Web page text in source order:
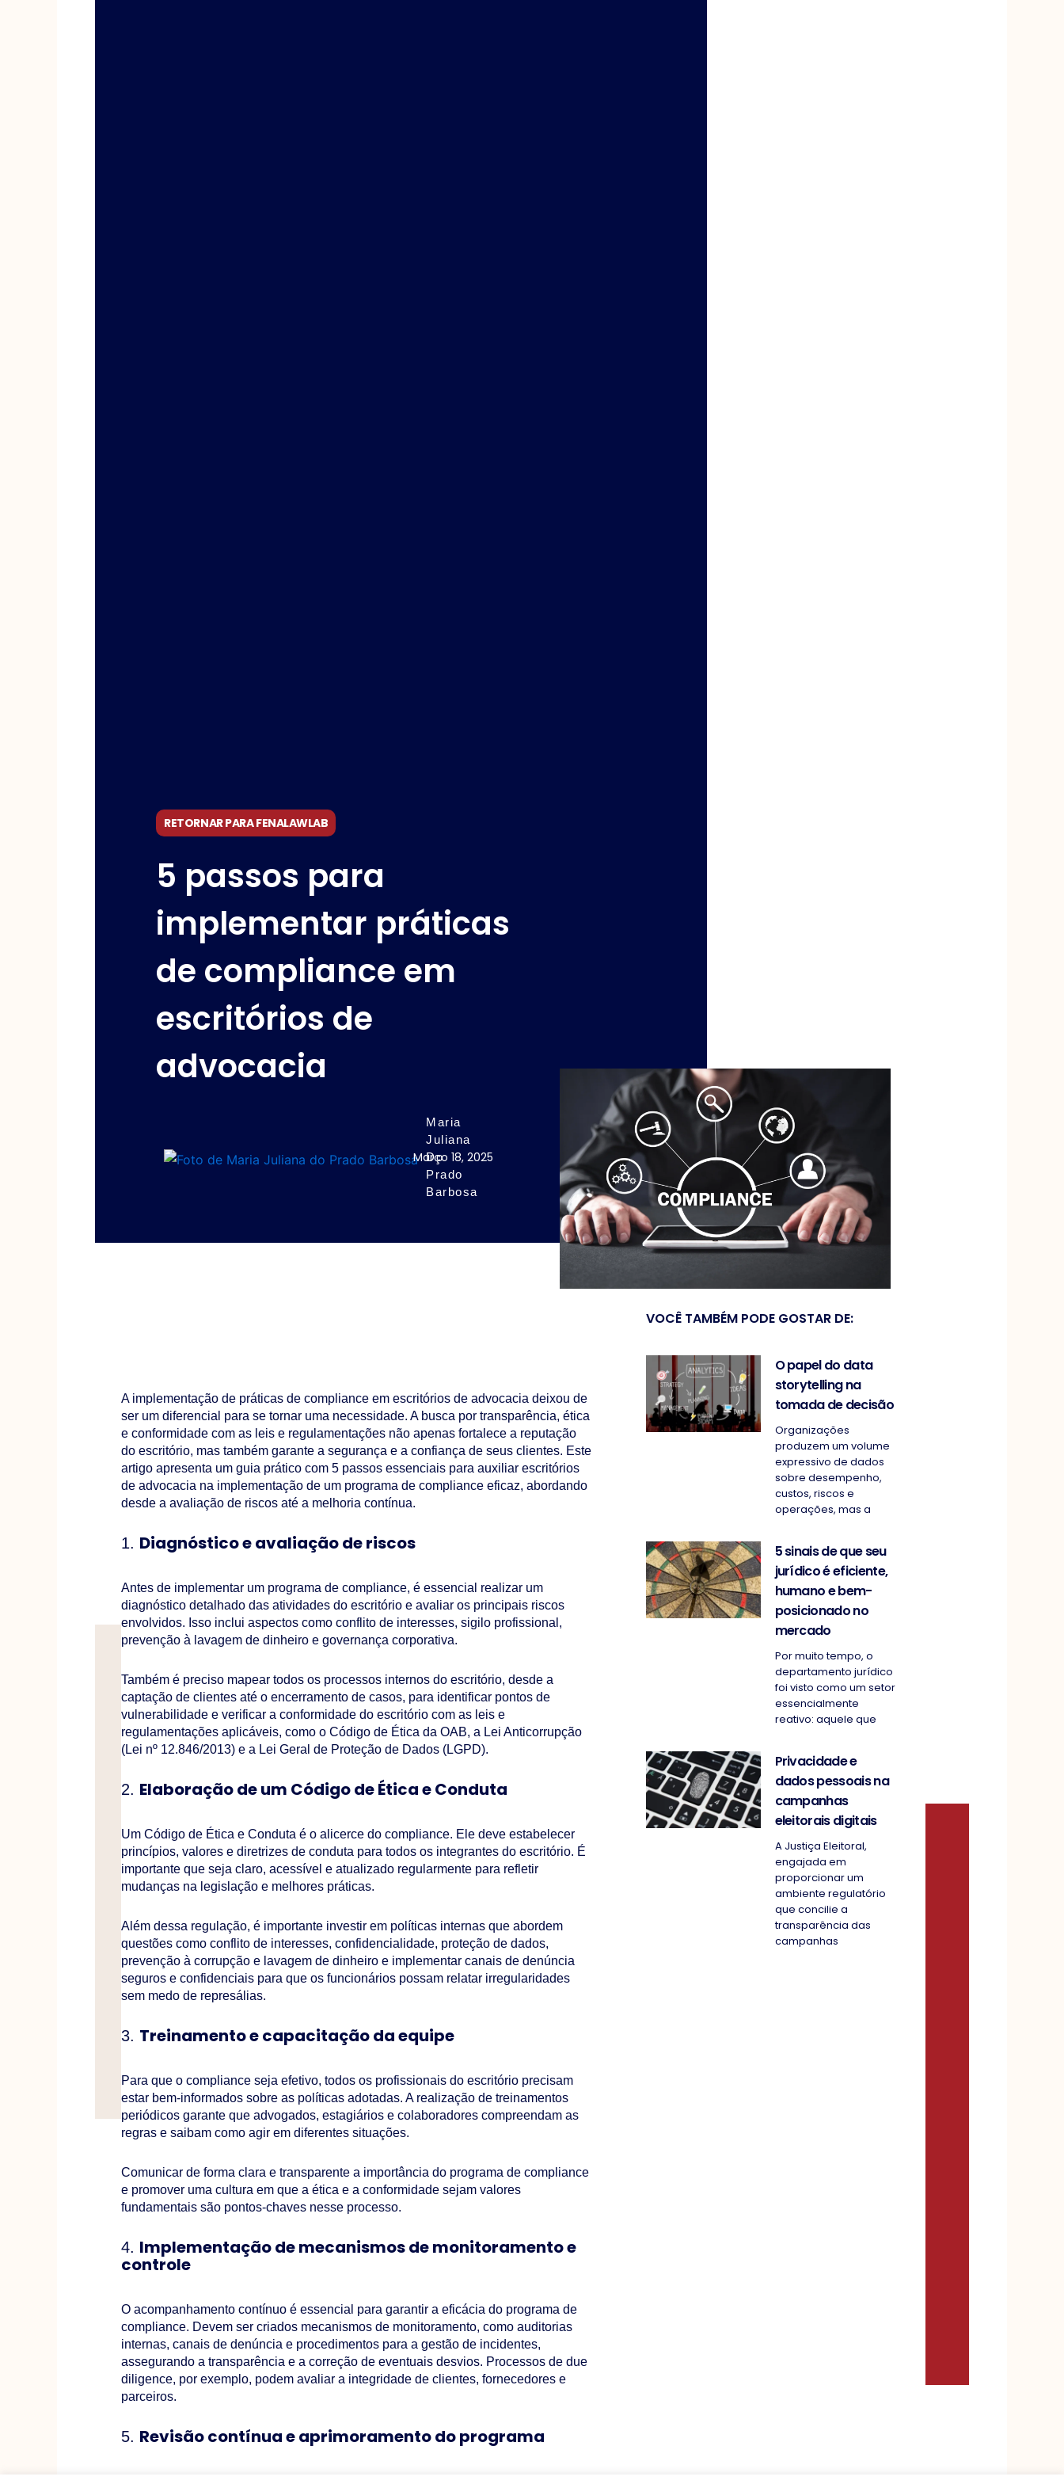
RETORNAR PARA FENALAWLAB
5 passos para
implementar práticas
de compliance em
escritórios de
advocacia
Maria
Juliana
Do
Prado
Barbosa
Março 18, 2025
A implementação de práticas de compliance em escritórios de advocacia deixou de
ser um diferencial para se tornar uma necessidade. A busca por transparência, ética
e conformidade com as leis e regulamentações não apenas fortalece a reputação
do escritório, mas também garante a segurança e a confiança de seus clientes. Este
artigo apresenta um guia prático com 5 passos essenciais para auxiliar escritórios
de advocacia na implementação de um programa de compliance eficaz, abordando
desde a avaliação de riscos até a melhoria contínua.
1. Diagnóstico e avaliação de riscos
Antes de implementar um programa de compliance, é essencial realizar um
diagnóstico detalhado das atividades do escritório e avaliar os principais riscos
envolvidos. Isso inclui aspectos como conflito de interesses, sigilo profissional,
prevenção à lavagem de dinheiro e governança corporativa.
Também é preciso mapear todos os processos internos do escritório, desde a
captação de clientes até o encerramento de casos, para identificar pontos de
vulnerabilidade e verificar a conformidade do escritório com as leis e
regulamentações aplicáveis, como o Código de Ética da OAB, a Lei Anticorrupção
(Lei nº 12.846/2013) e a Lei Geral de Proteção de Dados (LGPD).
2. Elaboração de um Código de Ética e Conduta
Um Código de Ética e Conduta é o alicerce do compliance. Ele deve estabelecer
princípios, valores e diretrizes de conduta para todos os integrantes do escritório. É
importante que seja claro, acessível e atualizado regularmente para refletir
mudanças na legislação e melhores práticas.
Além dessa regulação, é importante investir em políticas internas que abordem
questões como conflito de interesses, confidencialidade, proteção de dados,
prevenção à corrupção e lavagem de dinheiro e implementar canais de denúncia
seguros e confidenciais para que os funcionários possam relatar irregularidades
sem medo de represálias.
3. Treinamento e capacitação da equipe
Para que o compliance seja efetivo, todos os profissionais do escritório precisam
estar bem-informados sobre as políticas adotadas. A realização de treinamentos
periódicos garante que advogados, estagiários e colaboradores compreendam as
regras e saibam como agir em diferentes situações.
Comunicar de forma clara e transparente a importância do programa de compliance
e promover uma cultura em que a ética e a conformidade sejam valores
fundamentais são pontos-chaves nesse processo.
4. Implementação de mecanismos de monitoramento e
controle
O acompanhamento contínuo é essencial para garantir a eficácia do programa de
compliance. Devem ser criados mecanismos de monitoramento, como auditorias
internas, canais de denúncia e procedimentos para a gestão de incidentes,
assegurando a transparência e a correção de eventuais desvios. Processos de due
diligence, por exemplo, podem avaliar a integridade de clientes, fornecedores e
parceiros.
5. Revisão contínua e aprimoramento do programa
VOCÊ TAMBÉM PODE GOSTAR DE:
O papel do data
storytelling na
tomada de decisão
Organizações
produzem um volume
expressivo de dados
sobre desempenho,
custos, riscos e
operações, mas a
5 sinais de que seu
jurídico é eficiente,
humano e bem-
posicionado no
mercado
Por muito tempo, o
departamento jurídico
foi visto como um setor
essencialmente
reativo: aquele que
Privacidade e
dados pessoais na
campanhas
eleitorais digitais
A Justiça Eleitoral,
engajada em
proporcionar um
ambiente regulatório
que concilie a
transparência das
campanhas